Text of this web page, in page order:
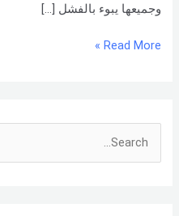
وجميعها يبوء بالفشل […]
Read More »